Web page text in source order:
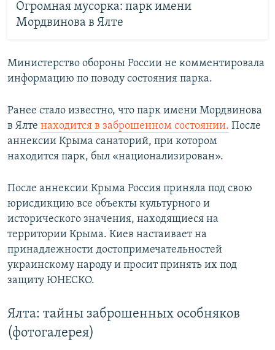
Огромная мусорка: парк имени
Мордвинова в Ялте
Министерство обороны России не комментировала
информацию по поводу состояния парка.
Ранее стало известно, что парк имени Мордвинова
в Ялте находится в заброшенном состоянии. После
аннексии Крыма санаторий, при котором
находится парк, был «национализирован».
После аннексии Крыма Россия приняла под свою
юрисдикцию все объекты культурного и
исторического значения, находящиеся на
территории Крыма. Киев настаивает на
принадлежности достопримечательностей
украинскому народу и просит принять их под
защиту ЮНЕСКО.​
Ялта: тайны заброшенных особняков
(фотогалерея)